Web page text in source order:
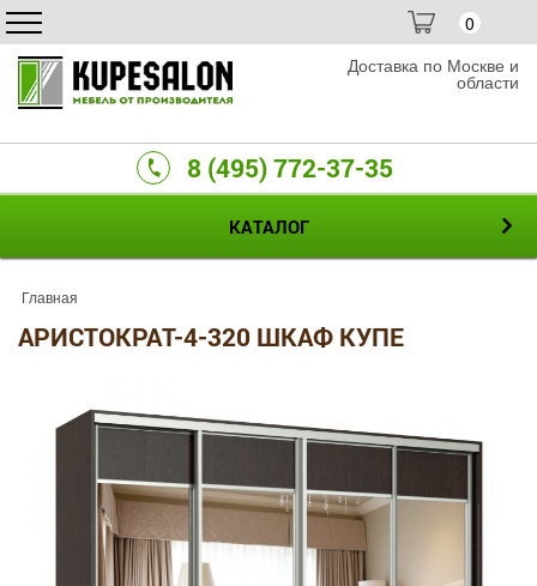
0
Доставка по Москве и
области
8 (495) 772-37-35
КАТАЛОГ
Главная
АРИСТОКРАТ-4-320 ШКАФ КУПЕ